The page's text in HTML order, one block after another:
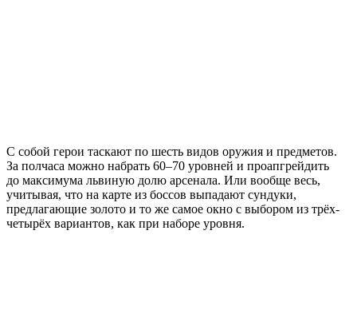
С собой герои таскают по шесть видов оружия и предметов.
За полчаса можно набрать 60–70 уровней и проапгрейдить
до максимума львиную долю арсенала. Или вообще весь,
учитывая, что на карте из боссов выпадают сундуки,
предлагающие золото и то же самое окно с выбором из трёх-
четырёх вариантов, как при наборе уровня.